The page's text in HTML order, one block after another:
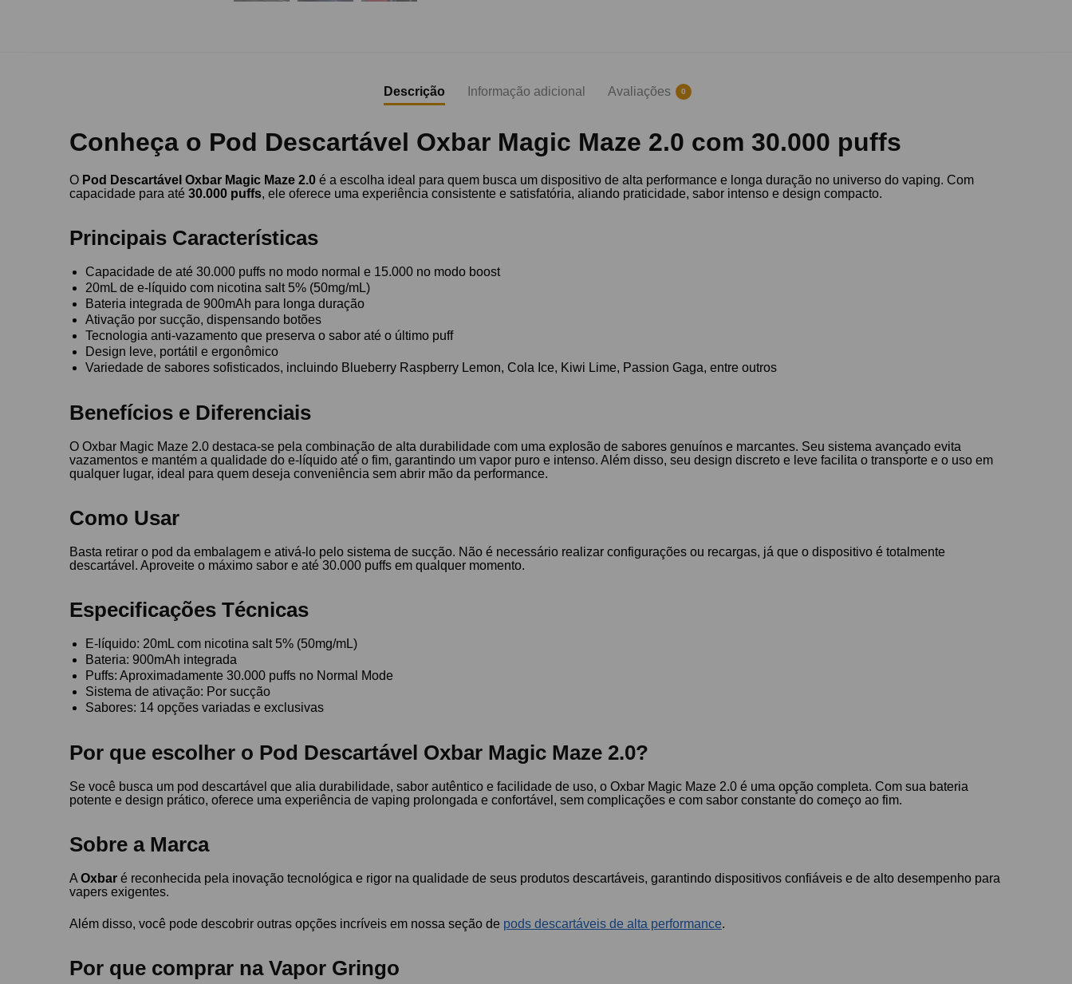
Descrição Informação adicional Avaliações 0
Conheça o Pod Descartável Oxbar Magic Maze 2.0 com 30.000 puffs
O Pod Descartável Oxbar Magic Maze 2.0 é a escolha ideal para quem busca um dispositivo de alta performance e longa duração no universo do vaping. Com
capacidade para até30.000 puffs, ele oferece uma experiência consistente e satisfatória, aliando praticidade, sabor intenso e design compacto.
Principais Características
Capacidade de até 30.000 puffs no modo normal e 15.000 no modo boost
20mL de e-líquido com nicotina salt 5% (50mg/mL)
Bateria integrada de 900mAh para longa duração
Ativação por sucção, dispensando botões
Tecnologia anti-vazamento que preserva o sabor até o último puff
Design leve, portátil e ergonômico
Variedade de sabores sofisticados, incluindo Blueberry Raspberry Lemon, Cola Ice, Kiwi Lime, Passion Gaga, entre outros
Benefícios e Diferenciais
O Oxbar Magic Maze 2.0 destaca-se pela combinação de alta durabilidade com uma explosão de sabores genuínos e marcantes. Seu sistema avançado evita
vazamentos e mantém a qualidade do e-líquido até o fim, garantindo um vapor puro e intenso. Além disso, seu design discreto e leve facilita o transporte e o uso em
qualquer lugar, ideal para quem deseja conveniência sem abrir mão da performance.
Como Usar
Basta retirar o pod da embalagem e ativá-lo pelo sistema de sucção. Não é necessário realizar configurações ou recargas, já que o dispositivo é totalmente
descartável. Aproveite o máximo sabor e até 30.000 puffs em qualquer momento.
Especificações Técnicas
E-líquido: 20mL com nicotina salt 5% (50mg/mL)
Bateria: 900mAh integrada
Puffs: Aproximadamente 30.000 puffs no Normal Mode
Sistema de ativação: Por sucção
Sabores: 14 opções variadas e exclusivas
Por que escolher o Pod Descartável Oxbar Magic Maze 2.0?
Se você busca um pod descartável que alia durabilidade, sabor autêntico e facilidade de uso, o Oxbar Magic Maze 2.0 é uma opção completa. Com sua bateria
potente e design prático, oferece uma experiência de vaping prolongada e confortável, sem complicações e com sabor constante do começo ao fim.
Sobre a Marca
AOxbar é reconhecida pela inovação tecnológica e rigor na qualidade de seus produtos descartáveis, garantindo dispositivos confiáveis e de alto desempenho para
vapers exigentes.
Além disso, você pode descobrir outras opções incríveis em nossa seção de pods descartáveis de alta performance.
Por que comprar na Vapor Gringo